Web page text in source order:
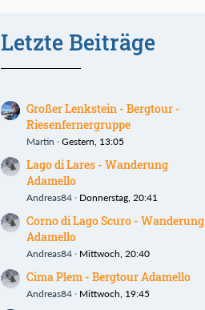
Letzte Beiträge
Großer Lenkstein - Bergtour -
Riesenfernergruppe
Martin Gestern, 13:05
Lago di Lares - Wanderung
Adamello
Andreas84 Donnerstag, 20:41
Corno di Lago Scuro - Wanderung
Adamello
Andreas84 Mittwoch, 20:40
Cima Plem - Bergtour Adamello
Andreas84 Mittwoch, 19:45